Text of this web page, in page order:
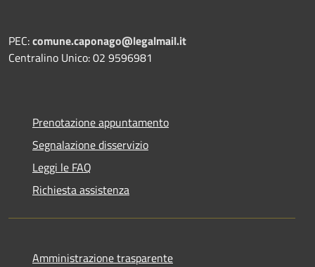
PEC:comune.caponago@legalmail.it
Centralino Unico: 02 9596981
Prenotazione appuntamento
Segnalazione disservizio
Leggi le FAQ
Richiesta assistenza
Amministrazione trasparente